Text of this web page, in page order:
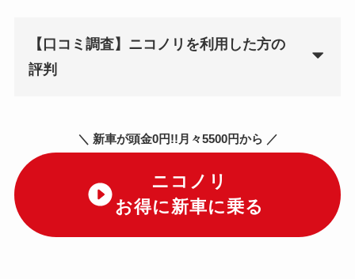
【口コミ調査】ニコノリを利用した方の
評判
＼ 新車が頭金0円!!月々5500円から ／
ニコノリ
お得に新車に乗る